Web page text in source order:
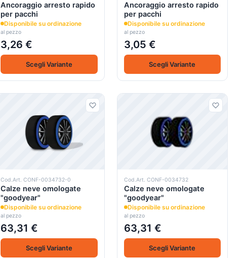
Ancoraggio arresto rapido
per pacchi
Disponibile su ordinazione
al pezzo
3,26 €
Scegli Variante
Ancoraggio arresto rapido
per pacchi
Disponibile su ordinazione
al pezzo
3,05 €
Scegli Variante
Cod.Art. CONF-0034732-0
Calze neve omologate
"goodyear"
Disponibile su ordinazione
al pezzo
63,31 €
Scegli Variante
Cod.Art. CONF-0034732
Calze neve omologate
"goodyear"
Disponibile su ordinazione
al pezzo
63,31 €
Scegli Variante